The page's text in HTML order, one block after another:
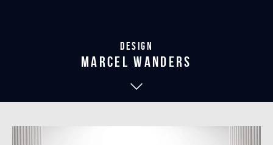
Design
marcel wanders